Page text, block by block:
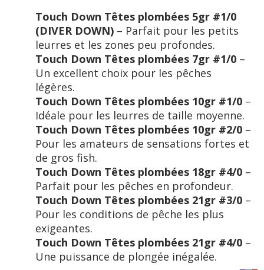
Touch Down Têtes plombées 5gr #1/0
(DIVER DOWN) – Parfait pour les petits
leurres et les zones peu profondes.
Touch Down Têtes plombées 7gr #1/0 –
Un excellent choix pour les pêches
légères.
Touch Down Têtes plombées 10gr #1/0 –
Idéale pour les leurres de taille moyenne.
Touch Down Têtes plombées 10gr #2/0 –
Pour les amateurs de sensations fortes et
de gros fish.
Touch Down Têtes plombées 18gr #4/0 –
Parfait pour les pêches en profondeur.
Touch Down Têtes plombées 21gr #3/0 –
Pour les conditions de pêche les plus
exigeantes.
Touch Down Têtes plombées 21gr #4/0 –
Une puissance de plongée inégalée.